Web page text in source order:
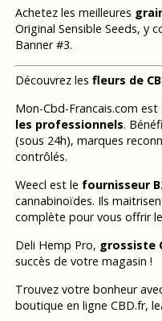
Achetez les meilleures
Original Sensible Seeds, y
Banner #3.
Découvrez les fleurs de
Mon-Cbd-Francais.com est
les professionnels.
(sous 24h), marques
contrôlés.
Weecl est le fournisseur
cannabinoïdes. Ils
complète pour vous offrir
Deli Hemp Pro, grossiste
succès de votre magasin !
Trouvez votre bonheur
boutique en ligne CBD.fr,